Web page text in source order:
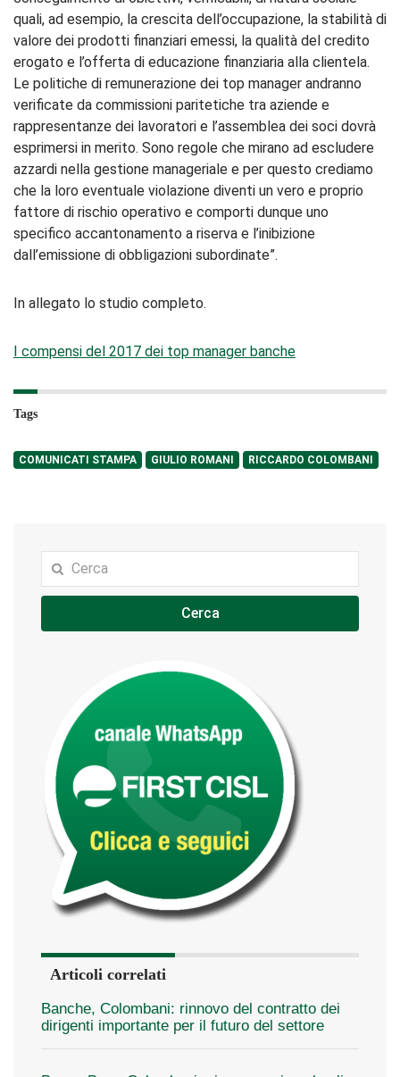
quali, ad esempio, la crescita dell’occupazione, la stabilità di
valore dei prodotti finanziari emessi, la qualità del credito
erogato e l’offerta di educazione finanziaria alla clientela.
Le politiche di remunerazione dei top manager andranno
verificate da commissioni paritetiche tra aziende e
rappresentanze dei lavoratori e l’assemblea dei soci dovrà
esprimersi in merito. Sono regole che mirano ad escludere
azzardi nella gestione manageriale e per questo crediamo
che la loro eventuale violazione diventi un vero e proprio
fattore di rischio operativo e comporti dunque uno
specifico accantonamento a riserva e l’inibizione
dall’emissione di obbligazioni subordinate”.
In allegato lo studio completo.
I compensi del 2017 dei top manager banche
Tags
COMUNICATI STAMPA GIULIO ROMANI RICCARDO COLOMBANI
Cerca
Articoli correlati
Banche, Colombani: rinnovo del contratto dei
dirigenti importante per il futuro del settore